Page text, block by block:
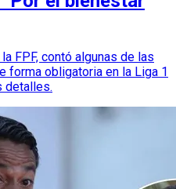
FPF, contó algunas de las
forma obligatoria en la Liga 1
detalles.